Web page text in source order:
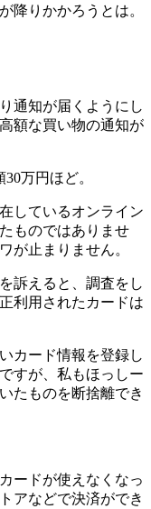
降りかかろうとは。
通知が届くようにし
額な買い物の通知が
万円ほど。
しているオンライン
ものではありませ
が止まりません。
訴えると、調査をし
利用されたカードは
カード情報を登録し
すが、私もほっしー
たものを断捨離でき
ードが使えなくなっ
アなどで決済ができ